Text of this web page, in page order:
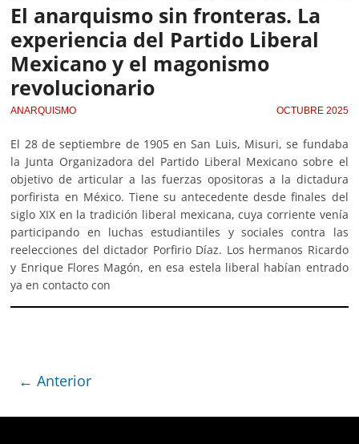
El anarquismo sin fronteras. La
experiencia del Partido Liberal
Mexicano y el magonismo
revolucionario
ANARQUISMO OCTUBRE 2025
El 28 de septiembre de 1905 en San Luis, Misuri, se fundaba
la Junta Organizadora del Partido Liberal Mexicano sobre el
objetivo de articular a las fuerzas opositoras a la dictadura
porfirista en México. Tiene su antecedente desde finales del
siglo XIX en la tradición liberal mexicana, cuya corriente venía
participando en luchas estudiantiles y sociales contra las
reelecciones del dictador Porfirio Díaz. Los hermanos Ricardo
y Enrique Flores Magón, en esa estela liberal habían entrado
ya en contacto con
← Anterior